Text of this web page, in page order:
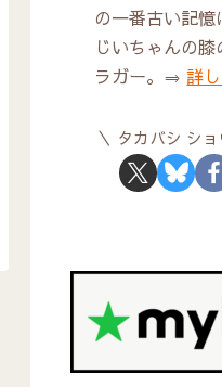
の一番古い記
じいちゃんの
ラガー。⇒詳
タカバシ シ